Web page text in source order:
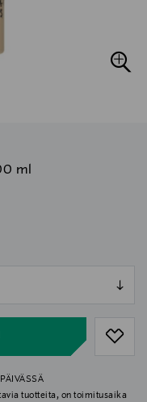
ml
Price
tuotteita, on toimitusaika